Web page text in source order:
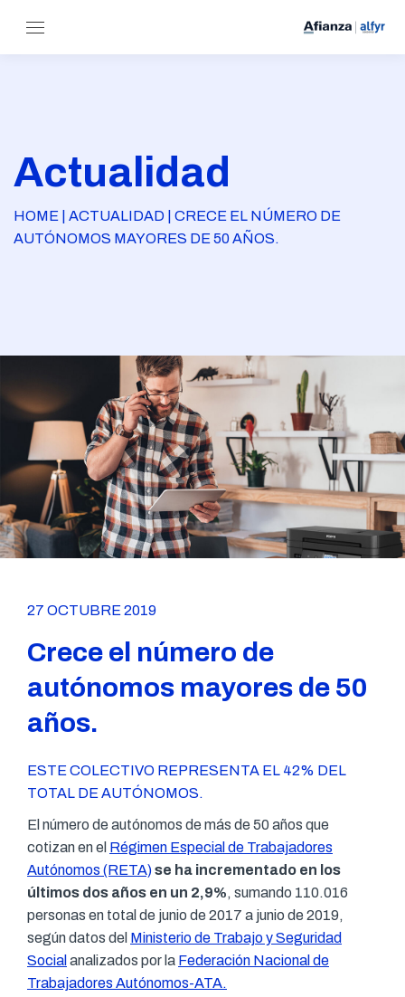
Actualidad
HOME | ACTUALIDAD | CRECE EL NÚMERO DE
AUTÓNOMOS MAYORES DE 50 AÑOS.
27 OCTUBRE 2019
Crece el número de
autónomos mayores de 50
años.
ESTE COLECTIVO REPRESENTA EL 42% DEL
TOTAL DE AUTÓNOMOS.
El número de autónomos de más de 50 años que
cotizan en el Régimen Especial de Trabajadores
Autónomos (RETA)se ha incrementado en los
últimos dos años en un 2,9%, sumando 110.016
personas en total de junio de 2017 a junio de 2019,
según datos del Ministerio de Trabajo y Seguridad
Social analizados por la Federación Nacional de
Trabajadores Autónomos-ATA.